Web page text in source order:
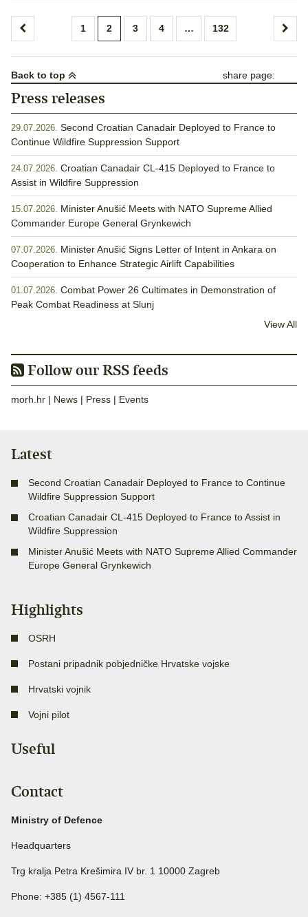
Posts
1 2 3 4 … 132
Back to top share page:
Press releases
29.07.2026. Second Croatian Canadair Deployed to France to
Continue Wildfire Suppression Support
24.07.2026. Croatian Canadair CL-415 Deployed to France to
Assist in Wildfire Suppression
15.07.2026. Minister Anušić Meets with NATO Supreme Allied
Commander Europe General Grynkewich
07.07.2026. Minister Anušić Signs Letter of Intent in Ankara on
Cooperation to Enhance Strategic Airlift Capabilities
01.07.2026. Combat Power 26 Cultimates in Demonstration of
Peak Combat Readiness at Slunj
View All
Follow our RSS feeds
morh.hr | News | Press | Events
Latest
Second Croatian Canadair Deployed to France to Continue
Wildfire Suppression Support
Croatian Canadair CL-415 Deployed to France to Assist in
Wildfire Suppression
Minister Anušić Meets with NATO Supreme Allied Commander
Europe General Grynkewich
Highlights
OSRH
Postani pripadnik pobjedničke Hrvatske vojske
Hrvatski vojnik
Vojni pilot
Useful
Contact
Ministry of Defence
Headquarters
Trg kralja Petra Krešimira IV br. 1 10000 Zagreb
Phone: +385 (1) 4567-111